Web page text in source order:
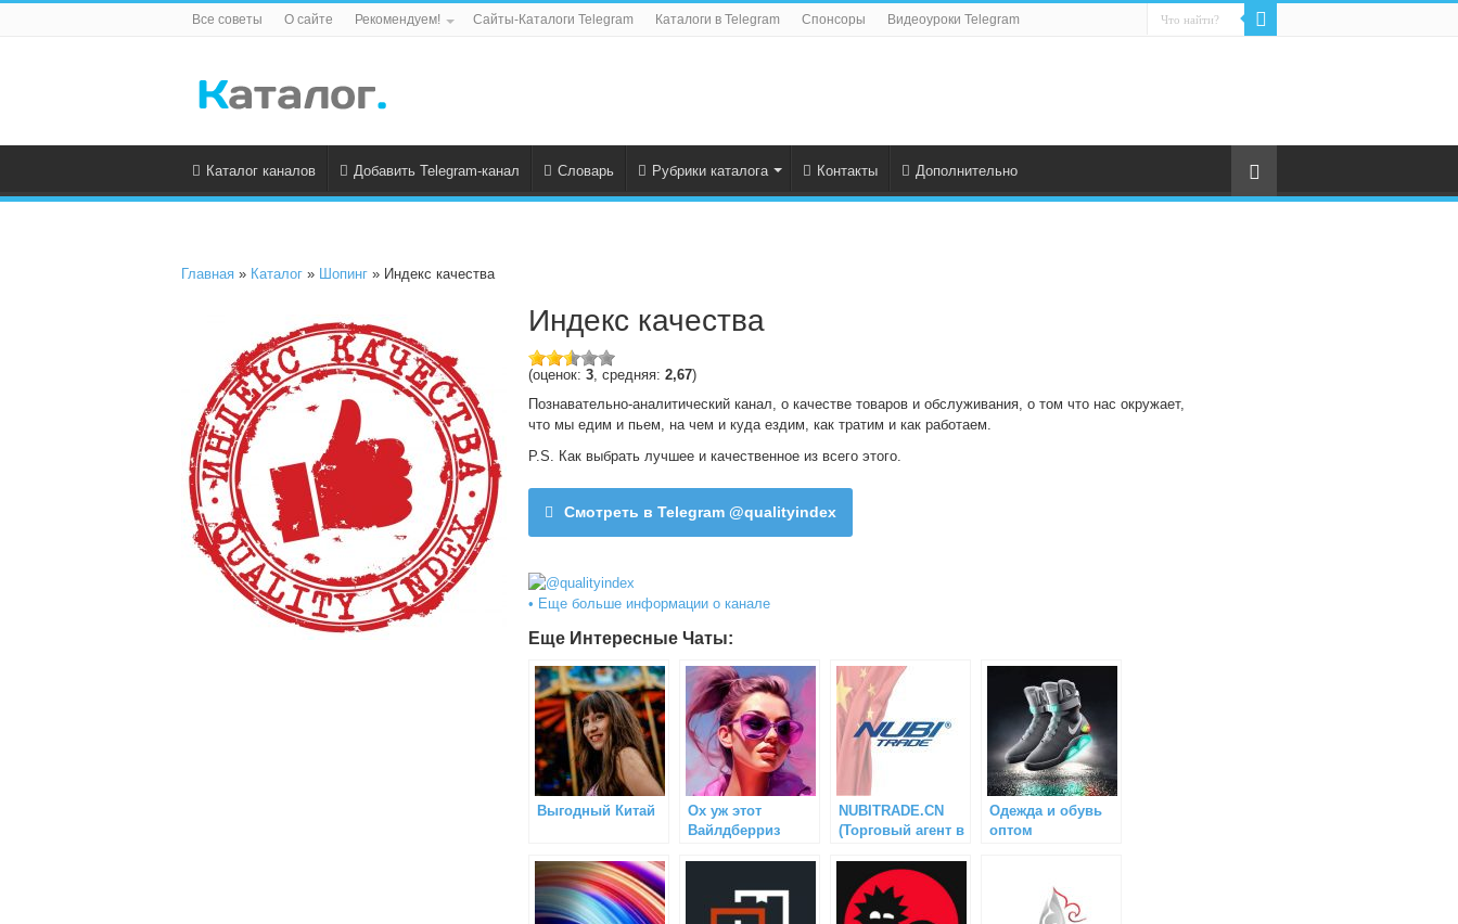
Все советы О сайте Рекомендуем! Сайты-Каталоги Telegram Каталоги в Telegram Спонсоры Видеоуроки Telegram
Каталог каналов Добавить Telegram-канал Словарь Рубрики каталога Контакты Дополнительно
Главная » Каталог » Шопинг » Индекс качества
Индекс качества
(оценок: 3, средняя: 2,67)
Познавательно-аналитический канал, о качестве товаров и обслуживания, о том что нас окружает,
что мы едим и пьем, на чем и куда ездим, как тратим и как работаем.
P.S. Как выбрать лучшее и качественное из всего этого.
Смотреть в Telegram @qualityindex
• Еще больше информации о канале
Еще Интересные Чаты:
Выгодный Китай
Ох уж этот
Вайлдберриз
NUBITRADE.CN
(Торговый агент в
Одежда и обувь
оптом